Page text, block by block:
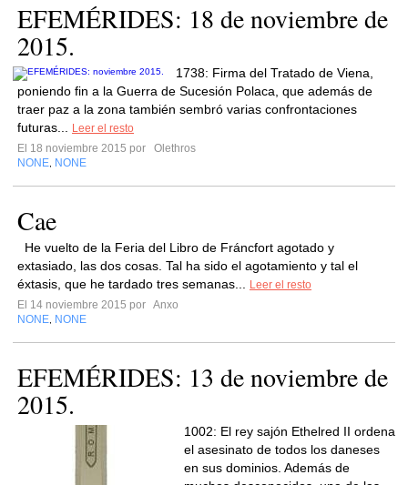
EFEMÉRIDES: 18 de noviembre de
2015.
1738: Firma del Tratado de Viena,
poniendo fin a la Guerra de Sucesión Polaca, que además de
traer paz a la zona también sembró varias confrontaciones
futuras...
Leer el resto
El 18 noviembre 2015 por
Olethros
NONE NONE
Cae
He vuelto de la Feria del Libro de Fráncfort agotado y
extasiado, las dos cosas. Tal ha sido el agotamiento y tal el
éxtasis, que he tardado tres semanas...
Leer el resto
El 14 noviembre 2015 por Anxo
NONE NONE
EFEMÉRIDES: 13 de noviembre de
2015.
1002: El rey sajón Ethelred II ordena
el asesinato de todos los daneses
en sus dominios. Además de